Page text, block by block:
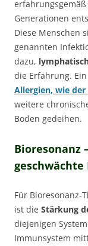
Generationen
Diese Menschen
genannten
dazu,
die Erfahrung.
Allergien, wie
weitere
Boden gedeihen.
Bioresonanz
Für Bioresonanz-
ist die Stärkung
diejenigen
Immunsystem